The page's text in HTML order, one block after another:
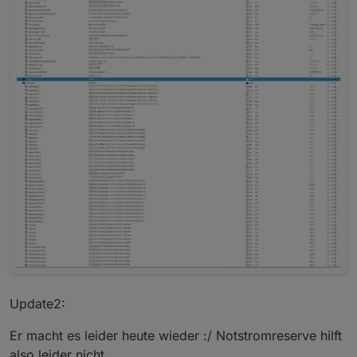
Update2:
Er macht es leider heute wieder :/ Notstromreserve hilft